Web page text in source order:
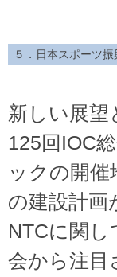
５．日本スポーツ
新しい展望
125回IOC
ックの開
の建設計画
NTCに関
会から注目